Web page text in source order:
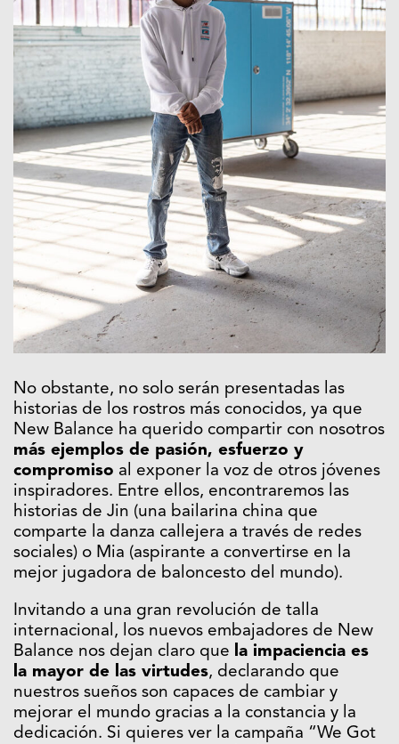
No obstante, no solo serán presentadas las
historias de los rostros más conocidos, ya que
New Balance ha querido compartir con nosotros
más ejemplos de pasión, esfuerzo y
compromiso al exponer la voz de otros jóvenes
inspiradores. Entre ellos, encontraremos las
historias de Jin (una bailarina china que
comparte la danza callejera a través de redes
sociales) o Mia (aspirante a convertirse en la
mejor jugadora de baloncesto del mundo).
Invitando a una gran revolución de talla
internacional, los nuevos embajadores de New
Balance nos dejan claro que la impaciencia es
la mayor de las virtudes, declarando que
nuestros sueños son capaces de cambiar y
mejorar el mundo gracias a la constancia y la
dedicación. Si quieres ver la campaña “We Got